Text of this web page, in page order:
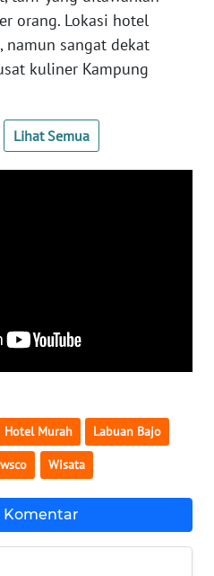
orang. Lokasi hotel
namun sangat dekat
kuliner Kampung
Lihat Semua
Hotel Murah Labuan Bajo
Wisata
Komentar